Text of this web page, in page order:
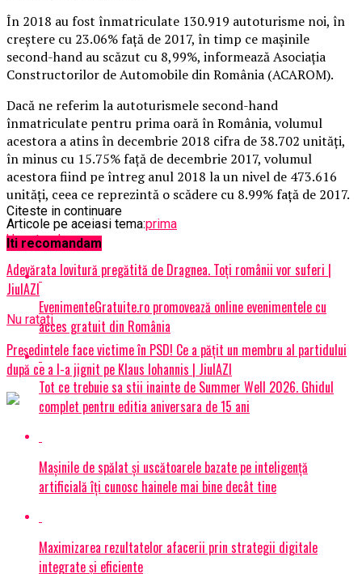
În 2018 au fost înmatriculate 130.919 autoturisme noi, în
creştere cu 23.06% faţă de 2017, în timp ce maşinile
second-hand au scăzut cu 8,99%, informează Asociaţia
Constructorilor de Automobile din România (ACAROM).
Dacă ne referim la autoturismele second-hand
înmatriculate pentru prima oară în România, volumul
acestora a atins în decembrie 2018 cifra de 38.702 unităţi,
în minus cu 15.75% faţă de decembrie 2017, volumul
acestora fiind pe întreg anul 2018 la un nivel de 473.616
unităţi, ceea ce reprezintă o scădere cu 8.99% faţă de 2017.
Articole pe aceiasi tema:prima
Urmatorul
Adevărata lovitură pregătită de Dragnea. Toți românii vor suferi |
JiulAZI
Nu ratati
Președintele face victime în PSD! Ce a pățit un membru al partidului
după ce a l-a jignit pe Klaus Iohannis | JiulAZI
Citeste in continuare
Iti recomandam
EvenimenteGratuite.ro promovează online evenimentele cu
acces gratuit din România
Tot ce trebuie sa stii inainte de Summer Well 2026. Ghidul
complet pentru editia aniversara de 15 ani
Mașinile de spălat și uscătoarele bazate pe inteligență
artificială îți cunosc hainele mai bine decât tine
Maximizarea rezultatelor afacerii prin strategii digitale
integrate și eficiente